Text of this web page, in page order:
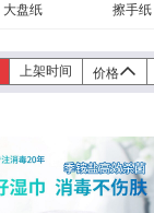
大盘纸 擦手纸
上架时间 价格